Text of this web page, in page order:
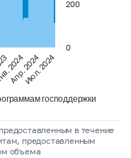
2024Июл. 2024
Апр. 2024
0
200
господдержки
в течение
предоставленным
объема